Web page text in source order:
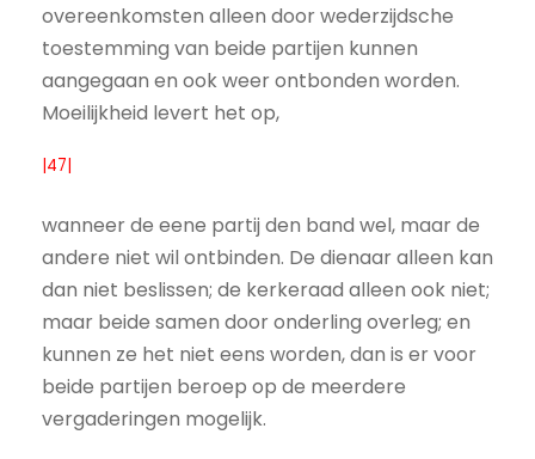
overeenkomsten alleen door wederzijdsche
toestemming van beide partijen kunnen
aangegaan en ook weer ontbonden worden.
Moeilijkheid levert het op,
|47|
wanneer de eene partij den band wel, maar de
andere niet wil ontbinden. De dienaar alleen kan
dan niet beslissen; de kerkeraad alleen ook niet;
maar beide samen door onderling overleg; en
kunnen ze het niet eens worden, dan is er voor
beide partijen beroep op de meerdere
vergaderingen mogelijk.